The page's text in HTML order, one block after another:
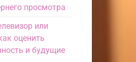
просмотра
или
оценить
и будущие